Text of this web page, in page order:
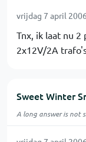
vrijdag 7 april
Tnx, ik laat nu 2
2x12V/2A
Sweet Winter
A long answer is not